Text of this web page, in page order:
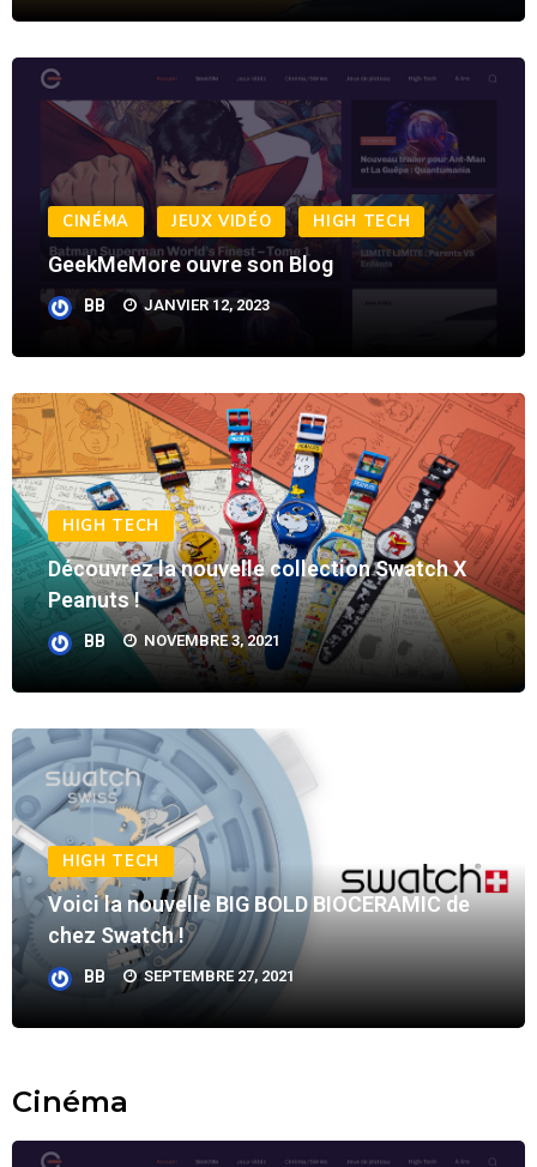
CINÉMA JEUX VIDÉO HIGH TECH
GeekMeMore ouvre son Blog
HIGH TECH
Découvrez la nouvelle collection Swatch X
Peanuts !
BB NOVEMBRE 3, 2021
HIGH TECH
Voici la nouvelle BIG BOLD BIOCERAMIC de
chez Swatch !
SEPTEMBRE 27, 2021